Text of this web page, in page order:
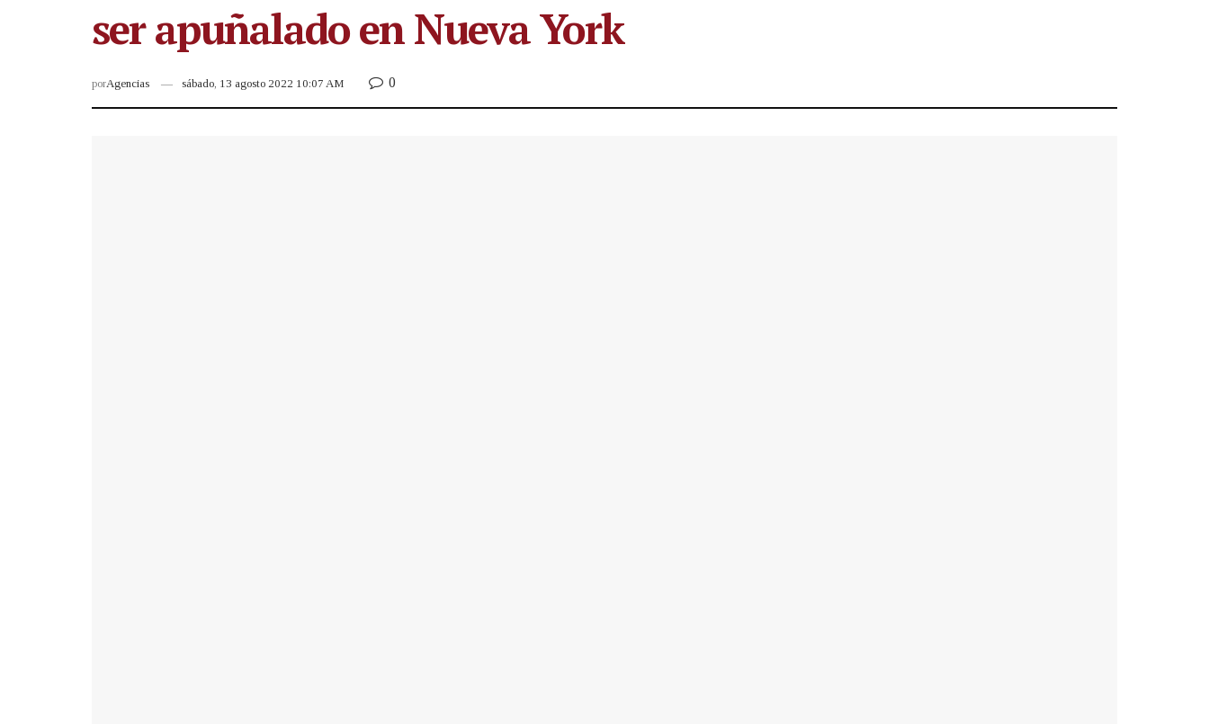
ser apuñalado en Nueva York
porAgencias sábado, 13 agosto 2022 10:07 AM 0